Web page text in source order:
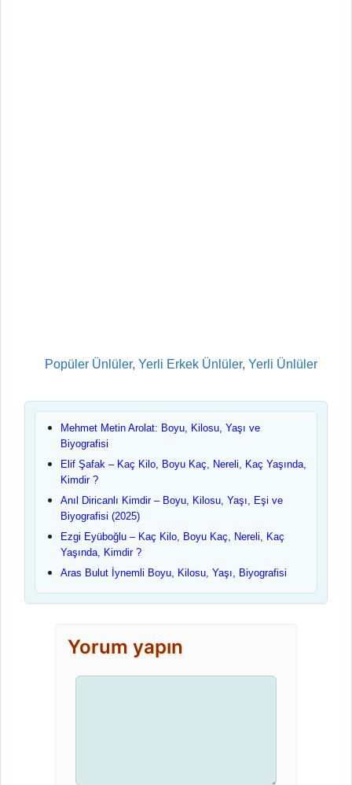
Kategoriler
Popüler Ünlüler, Yerli Erkek Ünlüler, Yerli Ünlüler
Mehmet Metin Arolat: Boyu, Kilosu, Yaşı ve
Biyografisi
Elif Şafak – Kaç Kilo, Boyu Kaç, Nereli, Kaç Yaşında,
Kimdir ?
Anıl Diricanlı Kimdir – Boyu, Kilosu, Yaşı, Eşi ve
Biyografisi (2025)
Ezgi Eyüboğlu – Kaç Kilo, Boyu Kaç, Nereli, Kaç
Yaşında, Kimdir ?
Aras Bulut İynemli Boyu, Kilosu, Yaşı, Biyografisi
Yorum yapın